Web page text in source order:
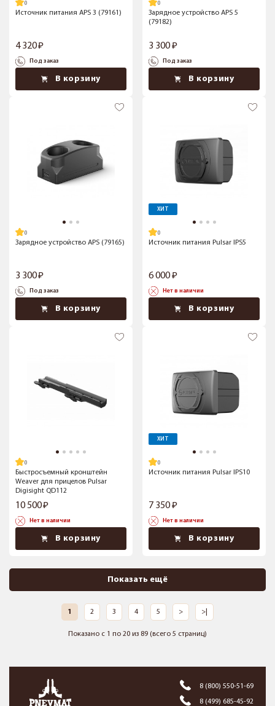
Источник питания APS 3 (79161)
4 320
Под заказ
В корзину
Зарядное устройство APS 5
(79182)
3 300
Под заказ
В корзину
Зарядное устройство APS (79165)
3 300
Под заказ
В корзину
ХИТ
Источник питания Pulsar IPS5
6 000
Нет в наличии
В корзину
Быстросъемный кронштейн
Weaver для прицелов Pulsar
Digisight QD112
10 500
Нет в наличии
В корзину
ХИТ
Источник питания Pulsar IPS10
7 350
Нет в наличии
В корзину
Показать ещё
1 2 3 4 5 > >|
Показано с 1 по 20 из 89 (всего 5 страниц)
8 (800) 550-51-69
8 (499) 685-45-92